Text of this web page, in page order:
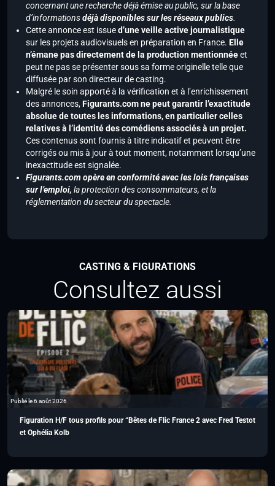
concernant une recherche déjà émise au public, sur la base
d’informationsdéjà disponibles sur les réseaux publics.
Cette annonce est issued’une veille active journalistique
sur les projets audiovisuels en préparation en France. Elle
n’émane pas directement de la production mentionnéeet
peut ne pas se présenter sous sa forme originelle telle que
diffusée par son directeur de casting.
Malgré le soin apporté à la vérification et à l’enrichissement
des annonces,Figurants.com ne peut garantir l’exactitude
absolue de toutes les informations, en particulier celles
relatives à l’identité des comédiens associés à un projet.
Ces contenus sont fournis à titre indicatif et peuvent être
corrigés ou mis à jour à tout moment, notamment lorsqu’une
inexactitude est signalée.
Figurants.com opère en conformité avec les lois françaises
sur l’emploi, la protection des consommateurs, et la
réglementation du secteur du spectacle.
CASTING & FIGURATIONS
Consultez aussi
Publié le 6 août 2026
Figuration H/F tous profils pour “Bêtes de Flic France 2 avec Fred Testot
et Ophélia Kolb